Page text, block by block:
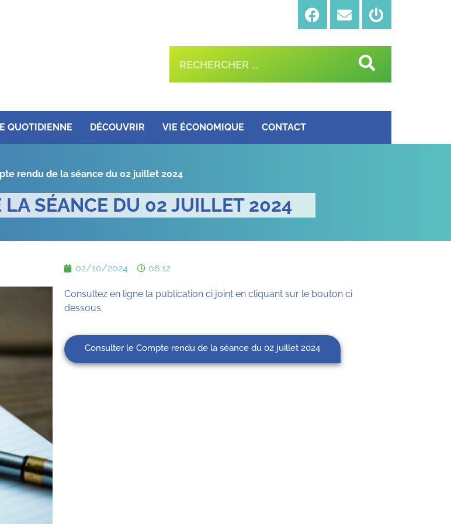
QUOTIDIENNE DÉCOUVRIR VIE ÉCONOMIQUE CONTACT
rendu de la séance du 02 juillet 2024
LA SÉANCE DU 02 JUILLET 2024
02/10/2024 06:12
Consultez en ligne la publication ci joint en cliquant sur le bouton ci
dessous.
Consulter le Compte rendu de la séance du 02 juillet 2024